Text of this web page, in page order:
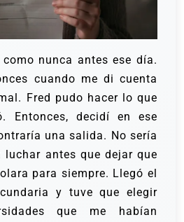
nunca antes ese día.
cuando me di cuenta
Fred pudo hacer lo que
Entonces, decidí en ese
una salida. No sería
antes que dejar que
para siempre. Llegó el
y tuve que elegir
que me habían